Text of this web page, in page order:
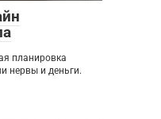
планировка
нервы и деньги.